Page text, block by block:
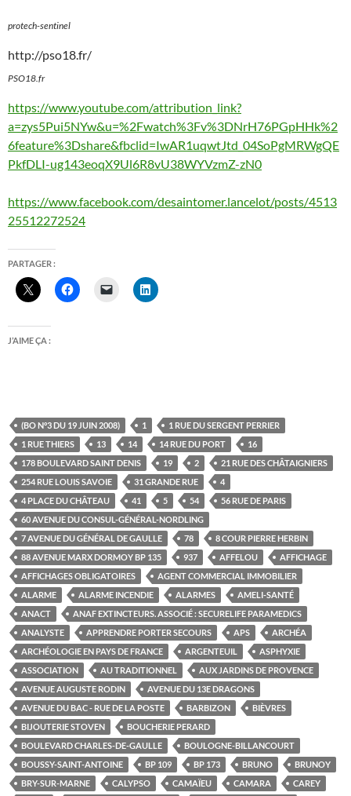
protech-sentinel
http://pso18.fr/
PSO18.fr
https://www.youtube.com/attribution_link?
a=zys5Pui5NYw&u=%2Fwatch%3Fv%3DNrH76PGpHHk%2
6feature%3Dshare&fbclid=IwAR1uqwtJtd_04SoPgMRWgQE
PkfDLI-ug143eoqX9Ul6R8vU38WYVzmZ-zN0
https://www.facebook.com/desaintomer.lancelot/posts/4513
25512272524
PARTAGER :
J’AIME ÇA :
(BO N°3 DU 19 JUIN 2008) 1
1 RUE DU SERGENT PERRIER
1 RUE THIERS
13 14 14 RUE DU PORT
16
178 BOULEVARD SAINT DENIS
19 2
21 RUE DES CHÂTAIGNIERS
254 RUE LOUIS SAVOIE
31 GRANDE RUE
4
4 PLACE DU CHÂTEAU
41 5 54
56 RUE DE PARIS
60 AVENUE DU CONSUL-GÉNÉRAL-NORDLING
7 AVENUE DU GÉNÉRAL DE GAULLE
78
8 COUR PIERRE HERBIN
88 AVENUE MARX DORMOY BP 135
937 AFFELOU
AFFICHAGE
AFFICHAGES OBLIGATOIRES
AGENT COMMERCIAL IMMOBILIER
ALARME
ALARME INCENDIE ALARMES
AMELI-SANTÉ
ANACT
ANAF EXTINCTEURS. ASSOCIÉ : SECURELIFE PARAMEDICS
ANALYSTE
APPRENDRE PORTER SECOURS APS
ARCHÉA
ARCHÉOLOGIE EN PAYS DE FRANCE
ARGENTEUIL
ASPHYXIE
ASSOCIATION
AU TRADITIONNEL
AUX JARDINS DE PROVENCE
AVENUE AUGUSTE RODIN
AVENUE DU 13E DRAGONS
AVENUE DU BAC - RUE DE LA POSTE
BARBIZON
BIÈVRES
BIJOUTERIE STOVEN
BOUCHERIE PERARD
BOULEVARD CHARLES-DE-GAULLE
BOULOGNE-BILLANCOURT
BOUSSY-SAINT-ANTOINE
BP 109 BP 173 BRUNO
BRUNOY
BRY-SUR-MARNE
CALYPSO CAMAÏEU CAMARA
CAREY